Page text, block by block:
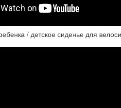
/ детское сиденье для